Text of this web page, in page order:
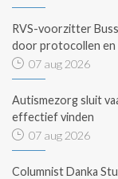
RVS-voorzitter
door protocollen en
07 aug 2026
Autismezorg sluit
effectief vinden
07 aug 2026
Columnist Danka